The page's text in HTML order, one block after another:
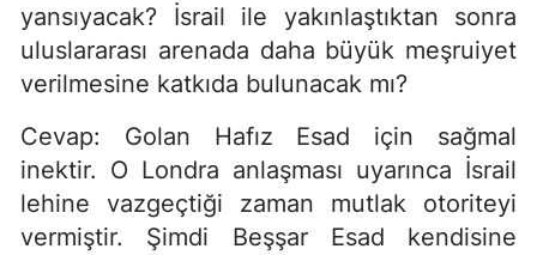
yansıyacak? İsrail ile yakınlaştıktan sonra
uluslararası arenada daha büyük meşruiyet
verilmesine katkıda bulunacak mı?
Cevap: Golan Hafız Esad için sağmal
inektir. O Londra anlaşması uyarınca İsrail
lehine vazgeçtiği zaman mutlak otoriteyi
vermiştir. Şimdi Beşşar Esad kendisine